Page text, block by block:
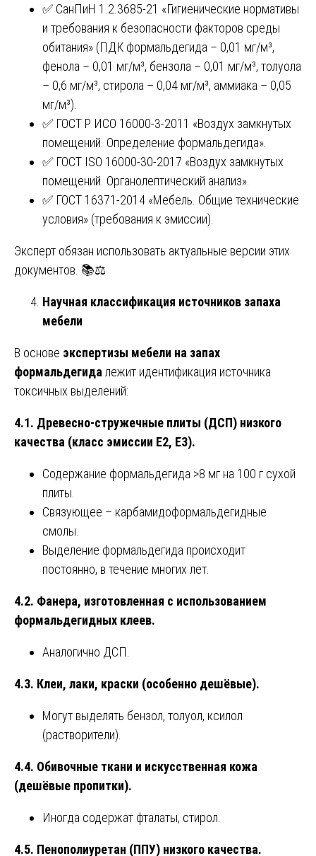
✅ СанПиН 1.2.3685-21 «Гигиенические нормативы
и требования к безопасности факторов среды
обитания» (ПДК формальдегида – 0,01 мг/м³,
фенола – 0,01 мг/м³, бензола – 0,01 мг/м³, толуола
– 0,6 мг/м³, стирола – 0,04 мг/м³, аммиака – 0,05
мг/м³).
✅ ГОСТ Р ИСО 16000-3-2011 «Воздух замкнутых
помещений. Определение формальдегида».
✅ ГОСТ ISO 16000-30-2017 «Воздух замкнутых
помещений. Органолептический анализ».
✅ ГОСТ 16371-2014 «Мебель. Общие технические
условия» (требования к эмиссии).
Эксперт обязан использовать актуальные версии этих
документов. 📚⚖️
Научная классификация источников запаха
мебели
В основе экспертизы мебели на запах
формальдегида лежит идентификация источника
токсичных выделений:
4.1. Древесно-стружечные плиты (ДСП) низкого
качества (класс эмиссии Е2, Е3).
Содержание формальдегида >8 мг на 100 г сухой
плиты.
Связующее – карбамидоформальдегидные
смолы.
Выделение формальдегида происходит
постоянно, в течение многих лет.
4.2. Фанера, изготовленная с использованием
формальдегидных клеев.
Аналогично ДСП.
4.3. Клеи, лаки, краски (особенно дешёвые).
Могут выделять бензол, толуол, ксилол
(растворители).
4.4. Обивочные ткани и искусственная кожа
(дешёвые пропитки).
Иногда содержат фталаты, стирол.
4.5. Пенополиуретан (ППУ) низкого качества.